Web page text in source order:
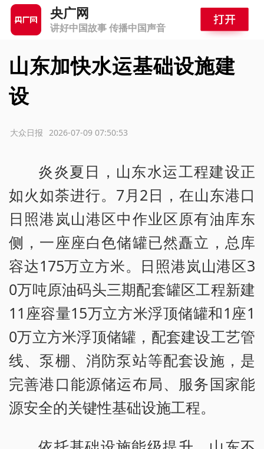
央广网
讲好中国故事 传播中国声音
山东加快水运基础设施建
设
2026-07-09 07:50:53
大众日报
炎炎夏日，山东水运工程建设正
如火如荼进行。7月2日，在山东港口
日照港岚山港区中作业区原有油库东
侧，一座座白色储罐已然矗立，总库
容达175万立方米。日照港岚山港区3
0万吨原油码头三期配套罐区工程新建
11座容量15万立方米浮顶储罐和1座1
0万立方米浮顶储罐，配套建设工艺管
线、泵棚、消防泵站等配套设施，是
完善港口能源储运布局、服务国家能
源安全的关键性基础设施工程。